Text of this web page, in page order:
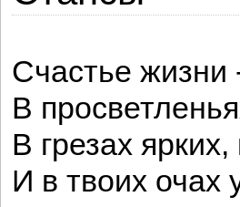
Счастье жизни
В
В грезах
И в твоих очах